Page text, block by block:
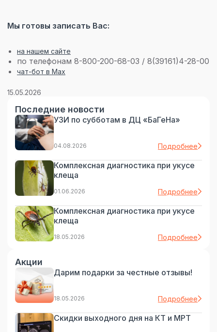
Мы готовы записать Вас:
на нашем сайте
по телефонам 8-800-200-68-03 / 8(39161)4-28-00
чат-бот в Max
15.05.2026
Последние новости
УЗИ по субботам в ДЦ «БаГеНа»
04.08.2026 Подробнее
Комплексная диагностика при укусе
клеща
01.06.2026 Подробнее
Комплексная диагностика при укусе
клеща
18.05.2026 Подробнее
Акции
Дарим подарки за честные отзывы!
18.05.2026 Подробнее
Скидки выходного дня на КТ и МРТ